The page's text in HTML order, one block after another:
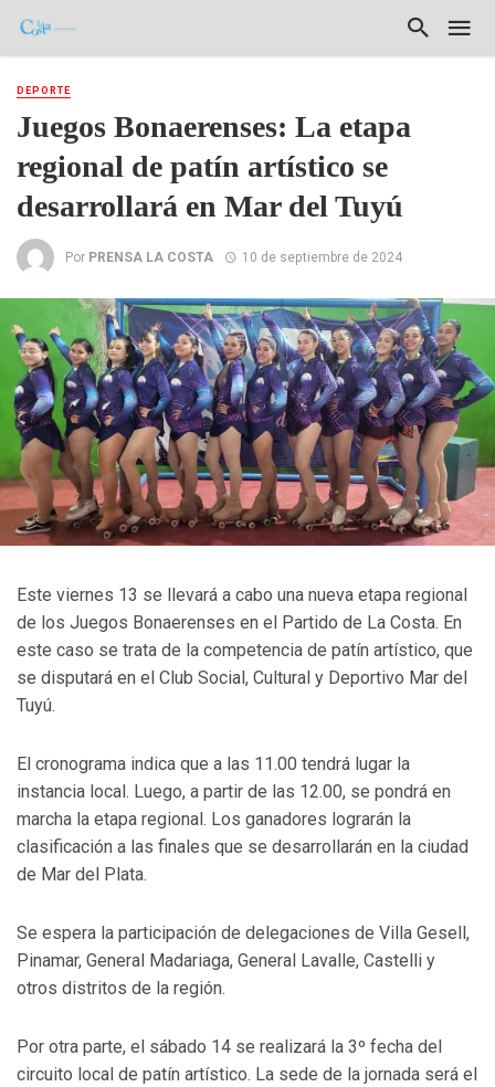
DEPORTE
Juegos Bonaerenses: La etapa
regional de patín artístico se
desarrollará en Mar del Tuyú
Por PRENSA LA COSTA 10 de septiembre de 2024
Este viernes 13 se llevará a cabo una nueva etapa regional
de los Juegos Bonaerenses en el Partido de La Costa. En
este caso se trata de la competencia de patín artístico, que
se disputará en el Club Social, Cultural y Deportivo Mar del
Tuyú.
El cronograma indica que a las 11.00 tendrá lugar la
instancia local. Luego, a partir de las 12.00, se pondrá en
marcha la etapa regional. Los ganadores lograrán la
clasificación a las finales que se desarrollarán en la ciudad
de Mar del Plata.
Se espera la participación de delegaciones de Villa Gesell,
Pinamar, General Madariaga, General Lavalle, Castelli y
otros distritos de la región.
Por otra parte, el sábado 14 se realizará la 3º fecha del
circuito local de patín artístico. La sede de la jornada será el